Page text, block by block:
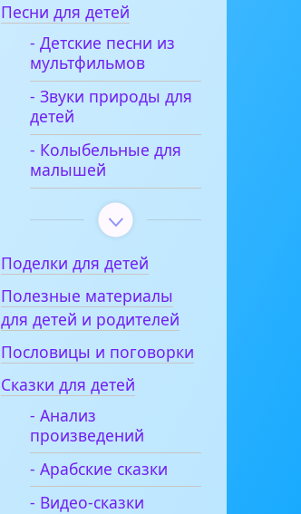
Песни для детей
- Детские песни из
мультфильмов
- Звуки природы для
детей
- Колыбельные для
малышей
Поделки для детей
Полезные материалы
для детей и родителей
Пословицы и поговорки
Сказки для детей
- Анализ
произведений
- Арабские сказки
- Видео-сказки